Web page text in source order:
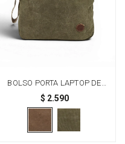
BOLSO PORTA LAPTOP DE
LONA - MARRÓN CON VERDE
$ 2.590